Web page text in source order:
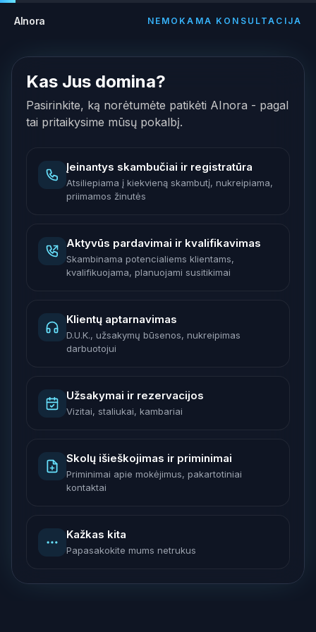
AInora NEMOKAMA KONSULTACIJA
Kas Jus domina?
Pasirinkite, ką norėtumėte patikėti AInora - pagal
tai pritaikysime mūsų pokalbį.
Įeinantys skambučiai ir registratūra
Atsiliepiama į kiekvieną skambutį, nukreipiama,
priimamos žinutės
Aktyvūs pardavimai ir kvalifikavimas
Skambinama potencialiems klientams,
kvalifikuojama, planuojami susitikimai
Klientų aptarnavimas
D.U.K., užsakymų būsenos, nukreipimas
darbuotojui
Užsakymai ir rezervacijos
Vizitai, staliukai, kambariai
Skolų išieškojimas ir priminimai
Priminimai apie mokėjimus, pakartotiniai
kontaktai
Kažkas kita
Papasakokite mums netrukus